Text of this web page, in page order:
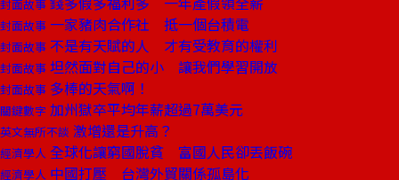
封面故事
封面故事 一家豬肉合作社 抵一個台積電
封面故事 不是有天賦的人 才有受教育的權利
封面故事 坦然面對自己的小 讓我們學習開放
封面故事 多棒的天氣啊！
關鍵數字 加州獄卒平均年薪超過7萬美元
英文無所不談 激增還是升高？
經濟學人 全球化讓窮國脫貧 富國人民卻丟飯碗
經濟學人 中國打壓 台灣外貿關係孤島化